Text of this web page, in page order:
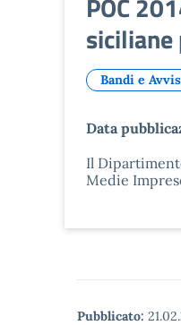
siciliane
Bandi e
Data
Il
Medie
Pubblicato: